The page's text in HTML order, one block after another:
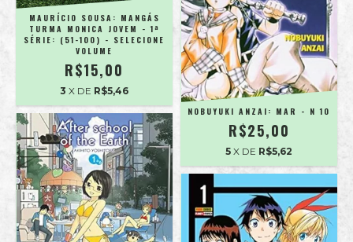
MAURÍCIO SOUSA: MANGÁS
TURMA MONICA JOVEM - 1ª
SÉRIE: (51-100) - SELECIONE
VOLUME
R$15,00
3 X DE R$5,46
NOBUYUKI ANZAI: MAR - N 10
R$25,00
5 X DE R$5,62